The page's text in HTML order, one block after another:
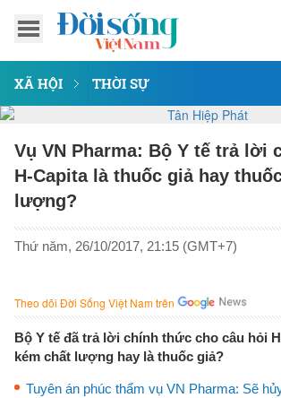
XÃ HỘI THỜI SỰ
Vụ VN Pharma: Bộ Y tế trả lời
H-Capita là thuốc giả hay
lượng?
Thứ năm, 26/10/2017, 21:15 (GMT+7)
Theo dõi Đời Sống Việt Nam trên
Bộ Y tế đã trả lời chính thức cho câu hỏi
kém chất lượng hay là thuốc giả?
Tuyên án phúc thẩm vụ VN Pharma: Sẽ